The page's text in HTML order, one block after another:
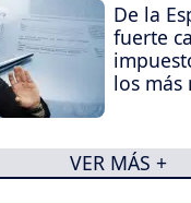
De la
fuerte
los más
VER MÁS +